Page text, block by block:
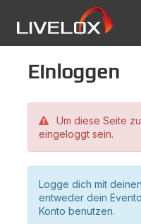
Einloggen
Um diese Seite
eingeloggt sein.
Logge dich mit
entweder dein
Konto benutzen.